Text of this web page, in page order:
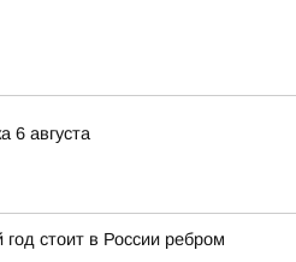
6 августа
стоит в России ребром